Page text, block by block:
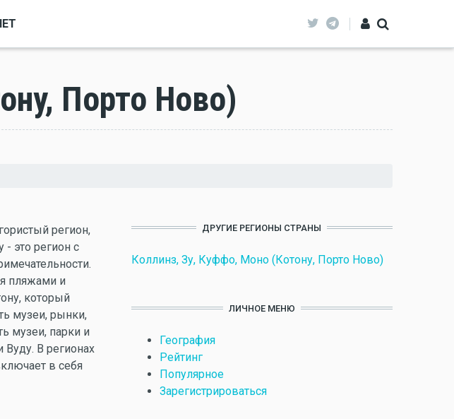
Порто Ново)
регион,
это регион с
пляжами и
который
музеи, рынки,
музеи, парки и
Вуду. В регионах
в себя
ДРУГИЕ РЕГИОНЫ СТРАНЫ
Коллинз, Зу, Куффо, Моно (Котону, Порто Ново)
ЛИЧНОЕ МЕНЮ
География
Рейтинг
Популярное
Зарегистрироваться